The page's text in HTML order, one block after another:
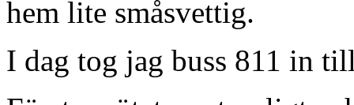
hem lite småsvettig.
I dag tog jag buss 811 in